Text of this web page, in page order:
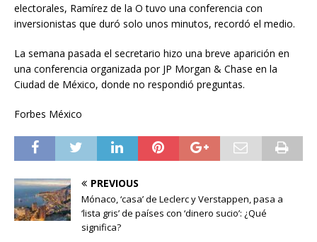
electorales, Ramírez de la O tuvo una conferencia con
inversionistas que duró solo unos minutos, recordó el medio.
La semana pasada el secretario hizo una breve aparición en
una conferencia organizada por JP Morgan & Chase en la
Ciudad de México, donde no respondió preguntas.
Forbes México
PREVIOUS
Mónaco, ‘casa’ de Leclerc y Verstappen, pasa a
‘lista gris’ de países con ‘dinero sucio’: ¿Qué
significa?